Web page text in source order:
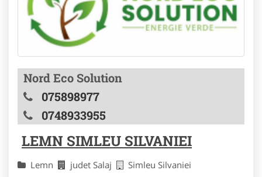
Nord Eco Solution
075898977
0748933955
LEMN SIMLEU SILVANIEI
Lemn judet Salaj
Simleu Silvaniei